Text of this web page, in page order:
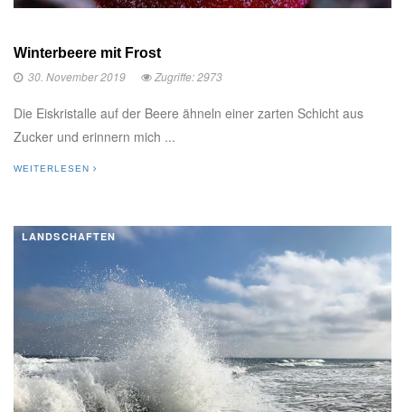
Winterbeere mit Frost
30. November 2019
Zugriffe: 2973
Die Eiskristalle auf der Beere ähneln einer zarten Schicht aus
Zucker und erinnern mich ...
WEITERLESEN
LANDSCHAFTEN